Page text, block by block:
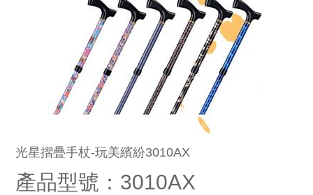
光星摺疊手杖-玩美繽紛3010AX
產品型號：3010AX